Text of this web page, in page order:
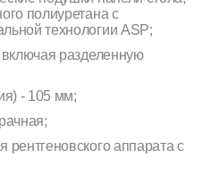
полиуретана с
технологии ASP;
разделенную
- 105 мм;
рентгеновского аппарата с